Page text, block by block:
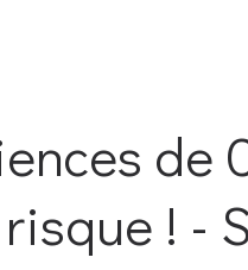
de
! -